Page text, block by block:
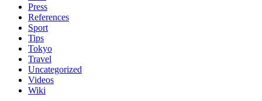
Press
References
Sport
Tips
Tokyo
Travel
Uncategorized
Videos
Wiki